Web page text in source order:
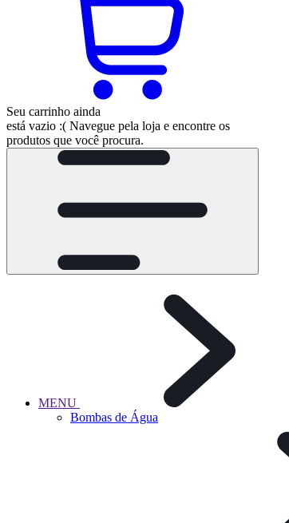
Seu carrinho ainda
está vazio :( Navegue pela loja e encontre os
produtos que você procura.
MENU
Bombas de Água